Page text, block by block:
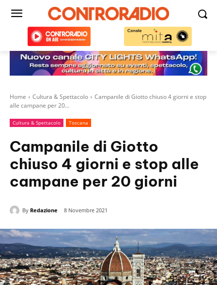
Home Cultura & Spettacolo
Campanile di Giotto chiuso 4 giorni e stop
alle campane per 20...
Cultura & Spettacolo Toscana
Campanile di Giotto
chiuso 4 giorni e stop alle
campane per 20 giorni
By Redazione 8 Novembre 2021